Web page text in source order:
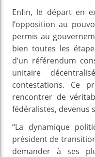
Enfin, le départ en
l’opposition au
permis au
bien toutes les
d’un référendum
unitaire
contestations. Ce
rencontrer de
fédéralistes, devenus
“La dynamique
président de
demander à ses